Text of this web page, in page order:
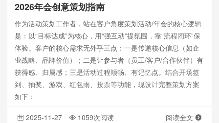
2026年会创意策划指南
作为活动策划工作者，站在客户角度策划活动/年会的核心逻辑
是：以“目标达成”为核心，用“强互动”提氛围，靠“流程闭环”保
体验。客户的核心需求无外乎三点：一是传递核心信息（如企
业战略、品牌价值）；二是让参与者（员工/客户/合作伙伴）有
获得感、归属感；三是活动过程顺畅、有记忆点。结合开场签
到、抽奖、游戏、红包雨、投票等功能，现设计完整策划方案
如下：
2025-11-27 1059次阅读 阅读全文